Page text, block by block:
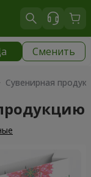
Сменить